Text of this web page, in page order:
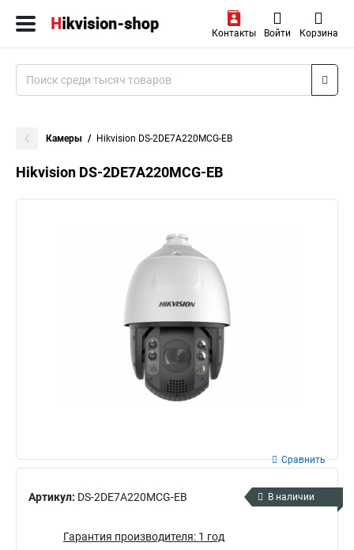
Контакты Войти Корзина
Камеры Hikvision DS-2DE7A220MCG-EB
Hikvision DS-2DE7A220MCG-EB
Артикул: DS-2DE7A220MCG-EB
Сравнить
В наличии
Гарантия производителя: 1 год